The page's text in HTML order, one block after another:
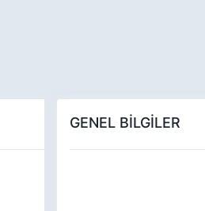
GENEL BİLGİLER